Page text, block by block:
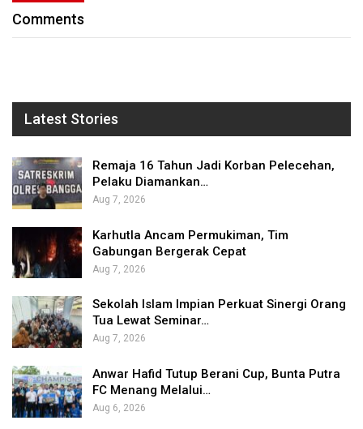
Comments
Latest Stories
Remaja 16 Tahun Jadi Korban Pelecehan,
Pelaku Diamankan…
Aug 7, 2026
Karhutla Ancam Permukiman, Tim
Gabungan Bergerak Cepat
Aug 7, 2026
Sekolah Islam Impian Perkuat Sinergi Orang
Tua Lewat Seminar…
Aug 7, 2026
Anwar Hafid Tutup Berani Cup, Bunta Putra
FC Menang Melalui…
Aug 6, 2026